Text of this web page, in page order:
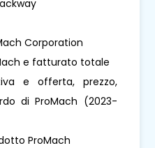
Corporation
e fatturato totale
e offerta, prezzo,
di ProMach (2023-
ProMach